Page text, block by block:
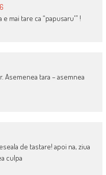
mai tare ca “papusaru'” !
Asemenea tara – asemnea
de tastare! apoi na, ziua
culpa